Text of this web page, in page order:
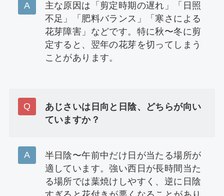
主な原因は「剪定時期の遅れ」「日照
不足」「肥料バランス」「寒さによる
花芽障害」などです。特に秋〜冬に剪
定すると、翌年の花芽を切ってしまう
ことがあります。
あじさいは日向と日陰、どちらが向い
ていますか？
半日陰〜午前中だけ日が当たる場所が
適しています。強い西日が長時間当た
る場所では葉焼けしやすく、逆に日陰